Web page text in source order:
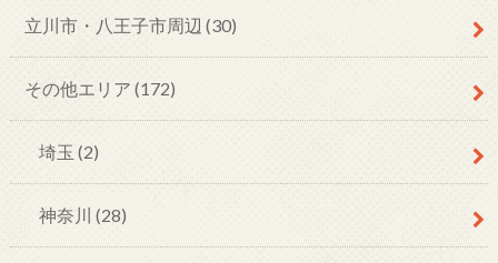
立川市・八王子市周辺 (30)
その他エリア (172)
埼玉 (2)
神奈川 (28)